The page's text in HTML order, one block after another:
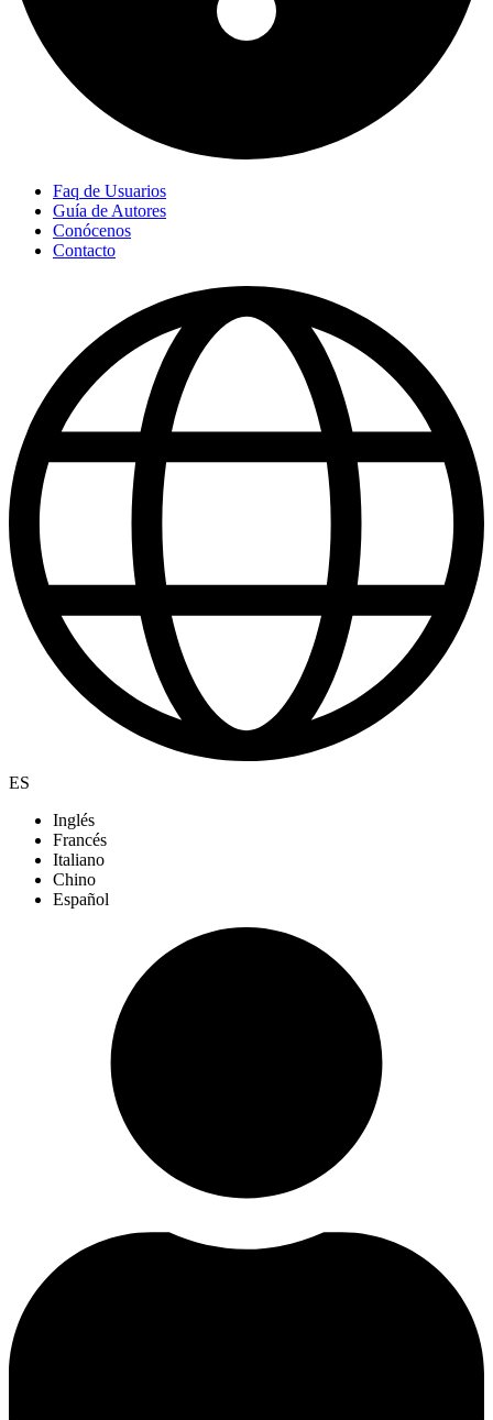
Faq de Usuarios
Guía de Autores
Conócenos
Contacto
ES
Inglés
Francés
Italiano
Chino
Español